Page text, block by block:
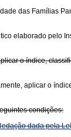
das Famílias
elaborado
o índice,
aplicar o
condições:
dada pela